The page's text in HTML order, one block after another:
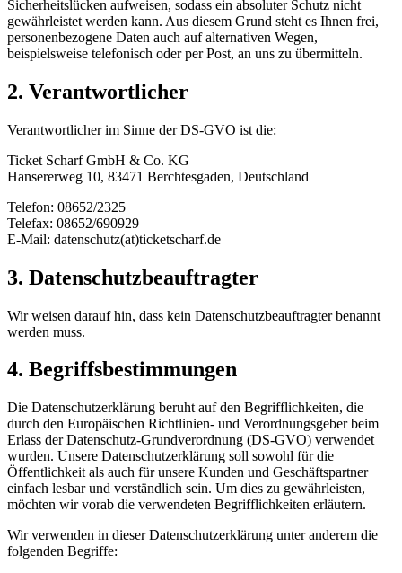
Sicherheitslücken aufweisen, sodass ein absoluter Schutz nicht
gewährleistet werden kann. Aus diesem Grund steht es Ihnen frei,
personenbezogene Daten auch auf alternativen Wegen,
beispielsweise telefonisch oder per Post, an uns zu übermitteln.
2. Verantwortlicher
Verantwortlicher im Sinne der DS-GVO ist die:
Ticket Scharf GmbH & Co. KG
Hansererweg 10, 83471 Berchtesgaden, Deutschland
Telefon: 08652/2325
Telefax: 08652/690929
E-Mail: datenschutz(at)ticketscharf.de
3. Datenschutzbeauftragter
Wir weisen darauf hin, dass kein Datenschutzbeauftragter benannt
werden muss.
4. Begriffsbestimmungen
Die Datenschutzerklärung beruht auf den Begrifflichkeiten, die
durch den Europäischen Richtlinien- und Verordnungsgeber beim
Erlass der Datenschutz-Grundverordnung (DS-GVO) verwendet
wurden. Unsere Datenschutzerklärung soll sowohl für die
Öffentlichkeit als auch für unsere Kunden und Geschäftspartner
einfach lesbar und verständlich sein. Um dies zu gewährleisten,
möchten wir vorab die verwendeten Begrifflichkeiten erläutern.
Wir verwenden in dieser Datenschutzerklärung unter anderem die
folgenden Begriffe: